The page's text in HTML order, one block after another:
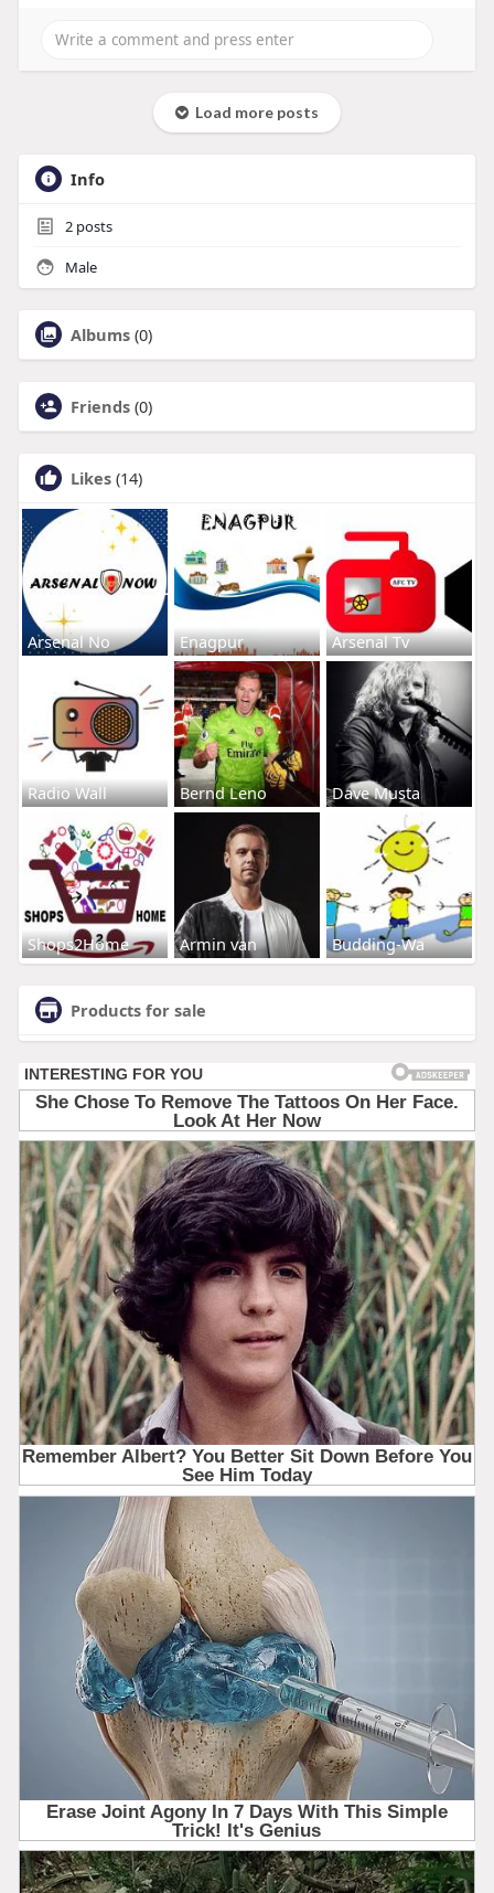
Load more posts
Info
2posts
Male
Albums (0)
Friends (0)
Likes (14)
Arsenal No Enagpur Arsenal Tv
Radio Wall Bernd Leno Dave Musta
Shops2Home Armin van Budding-Wa
Products for sale